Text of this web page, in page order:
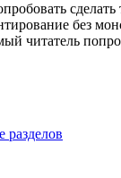
сделать
без
читатель
разделов